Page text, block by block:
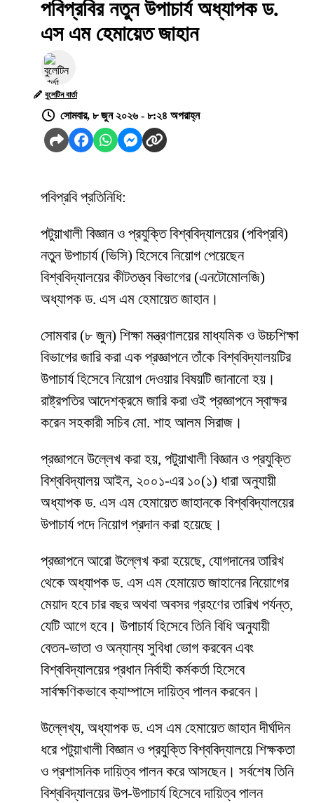
পবিপ্রবির নতুন উপাচার্য অধ্যাপক ড.
এস এম হেমায়েত জাহান
বুলেটিন বার্তা
সোমবার, ৮ জুন ২০২৬ - ৮:২৪ অপরাহ্ন
পবিপ্রবি প্রতিনিধি:
পটুয়াখালী বিজ্ঞান ও প্রযুক্তি বিশ্ববিদ্যালয়ের (পবিপ্রবি)
নতুন উপাচার্য (ভিসি) হিসেবে নিয়োগ পেয়েছেন
বিশ্ববিদ্যালয়ের কীটতত্ত্ব বিভাগের (এনটোমোলজি)
অধ্যাপক ড. এস এম হেমায়েত জাহান।
সোমবার (৮ জুন) শিক্ষা মন্ত্রণালয়ের মাধ্যমিক ও উচ্চশিক্ষা
বিভাগের জারি করা এক প্রজ্ঞাপনে তাঁকে বিশ্ববিদ্যালয়টির
উপাচার্য হিসেবে নিয়োগ দেওয়ার বিষয়টি জানানো হয়।
রাষ্ট্রপতির আদেশক্রমে জারি করা ওই প্রজ্ঞাপনে স্বাক্ষর
করেন সহকারী সচিব মো. শাহ আলম সিরাজ।
প্রজ্ঞাপনে উল্লেখ করা হয়, পটুয়াখালী বিজ্ঞান ও প্রযুক্তি
বিশ্ববিদ্যালয় আইন, ২০০১-এর ১০(১) ধারা অনুযায়ী
অধ্যাপক ড. এস এম হেমায়েত জাহানকে বিশ্ববিদ্যালয়ের
উপাচার্য পদে নিয়োগ প্রদান করা হয়েছে।
প্রজ্ঞাপনে আরো উল্লেখ করা হয়েছে, যোগদানের তারিখ
থেকে অধ্যাপক ড. এস এম হেমায়েত জাহানের নিয়োগের
মেয়াদ হবে চার বছর অথবা অবসর গ্রহণের তারিখ পর্যন্ত,
যেটি আগে হবে। উপাচার্য হিসেবে তিনি বিধি অনুযায়ী
বেতন-ভাতা ও অন্যান্য সুবিধা ভোগ করবেন এবং
বিশ্ববিদ্যালয়ের প্রধান নির্বাহী কর্মকর্তা হিসেবে
সার্বক্ষণিকভাবে ক্যাম্পাসে দায়িত্ব পালন করবেন।
উল্লেখ্য, অধ্যাপক ড. এস এম হেমায়েত জাহান দীর্ঘদিন
ধরে পটুয়াখালী বিজ্ঞান ও প্রযুক্তি বিশ্ববিদ্যালয়ে শিক্ষকতা
ও প্রশাসনিক দায়িত্ব পালন করে আসছেন। সর্বশেষ তিনি
বিশ্ববিদ্যালয়ের উপ-উপাচার্য হিসেবে দায়িত্ব পালন